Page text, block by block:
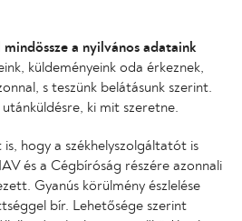
a nyilvános adataink
küldeményeink oda érkeznek,
s teszünk belátásunk szerint.
ki mit szeretne.
hogy a székhelyszolgáltatót is
és a Cégbíróság részére azonnali
Gyanús körülmény észlelése
bír. Lehetősége szerint